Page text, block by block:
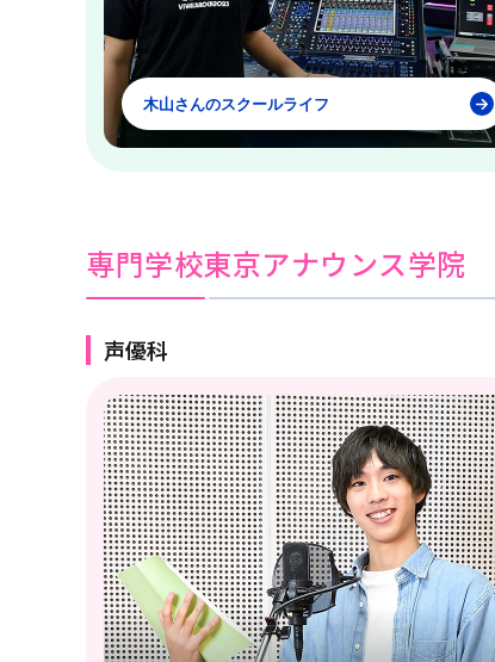
木山さんのスクールライフ
専門学校東京アナウンス学院
声優科